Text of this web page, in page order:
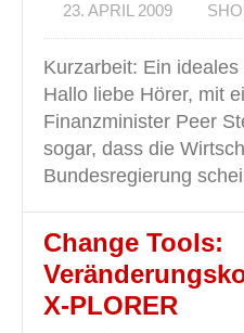
23. APRIL 2009
Kurzarbeit: Ein
Hallo liebe Hörer, mit
Finanzminister Peer
sogar, dass die
Bundesregierung
Change Tools:
X-PLORER